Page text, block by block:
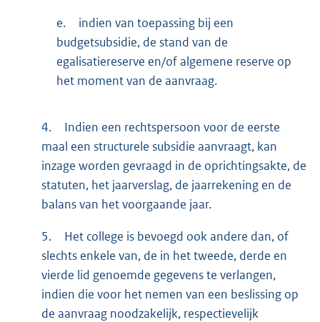
e.
indien van toepassing bij een
budgetsubsidie, de stand van de
egalisatiereserve en/of algemene reserve op
het moment van de aanvraag.
4.
Indien een rechtspersoon voor de eerste
maal een structurele subsidie aanvraagt, kan
inzage worden gevraagd in de oprichtingsakte, de
statuten, het jaarverslag, de jaarrekening en de
balans van het voorgaande jaar.
5.
Het college is bevoegd ook andere dan, of
slechts enkele van, de in het tweede, derde en
vierde lid genoemde gegevens te verlangen,
indien die voor het nemen van een beslissing op
de aanvraag noodzakelijk, respectievelijk